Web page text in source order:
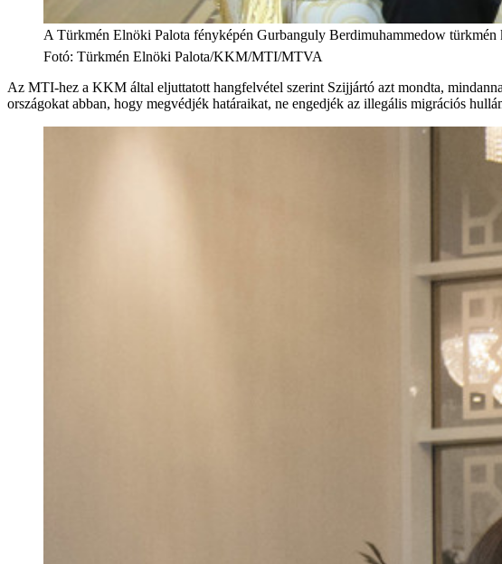
A Türkmén Elnöki Palota fényképén Gurbanguly Berdimuhammedow türkmén
Fotó: Türkmén Elnöki Palota/KKM/MTI/MTVA
Az MTI-hez a KKM által eljuttatott hangfelvétel szerint Szijjártó azt mondta,
országokat abban, hogy megvédjék határaikat, ne engedjék az illegális migrációs